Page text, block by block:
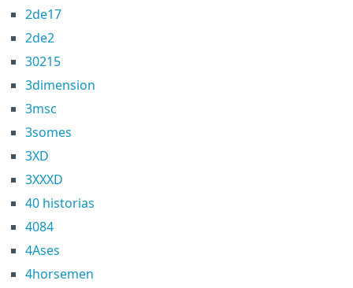
2de17
2de2
30215
3dimension
3msc
3somes
3XD
3XXXD
40 historias
4084
4Ases
4horsemen